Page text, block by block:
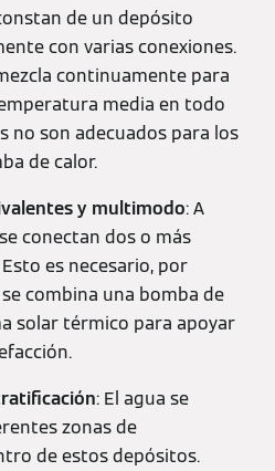
de un depósito
con varias conexiones.
continuamente para
media en todo
no son adecuados para los
de calor.
y multimodo: A
conectan dos o más
es necesario, por
combina una bomba de
solar térmico para apoyar
: El agua se
zonas de
de estos depósitos.